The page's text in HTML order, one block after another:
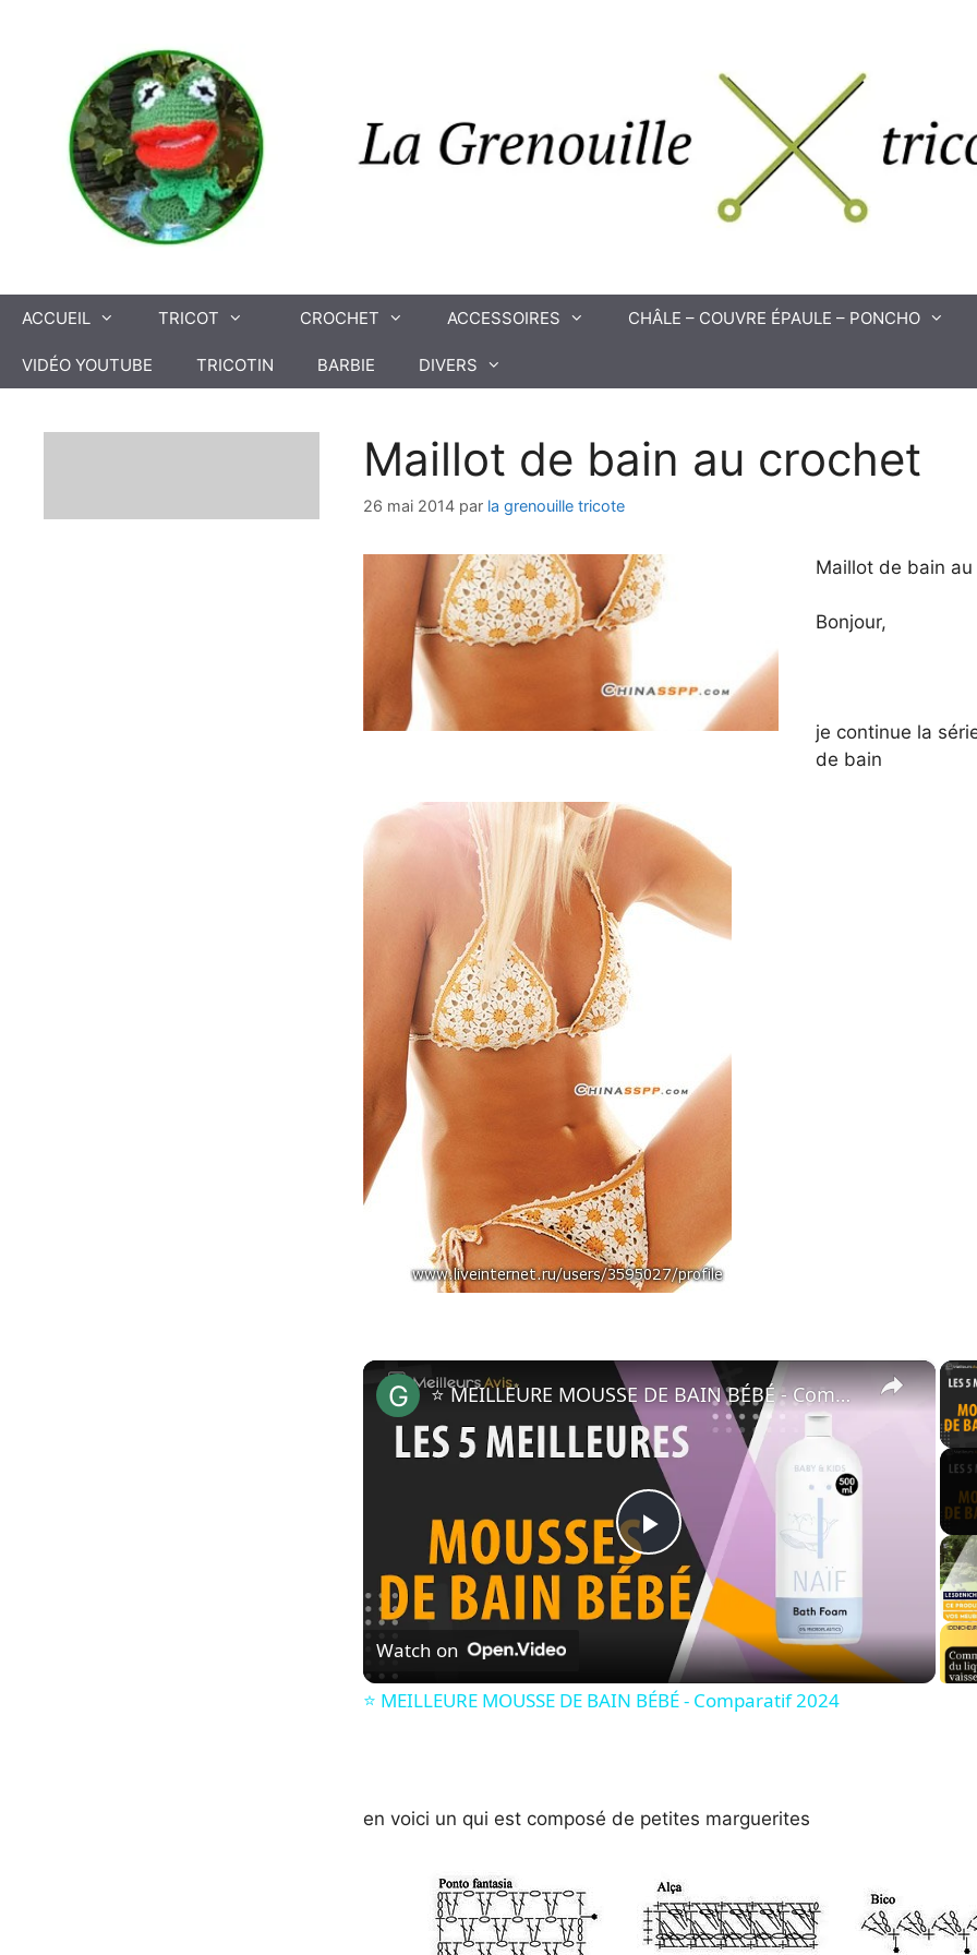
ACCUEIL TRICOT CROCHET ACCESSOIRES CHÂLE – COUVRE ÉPAULE – PONCHO
VIDÉO YOUTUBE TRICOTIN BARBIE DIVERS
Maillot de bain au crochet
26 mai 2014 par la grenouille tricote
Maillot de bain
Bonjour,
je continue la
de bain
×
P
l
a
V
i
⭐️ MEILLEURE MOUSSE DE BAIN BÉBÉ - Comparatif 2024
Watch on
⭐️ MEILLEURE MOUSSE DE BAIN BÉBÉ - Comparatif 2024
en voici un qui est composé de petites marguerites